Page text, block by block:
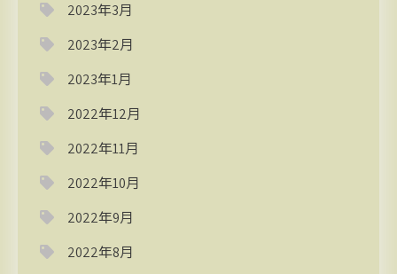
2023年3月
2023年2月
2023年1月
2022年12月
2022年11月
2022年10月
2022年9月
2022年8月